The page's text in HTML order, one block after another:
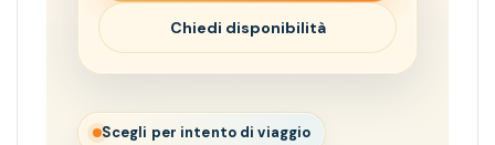
Chiedi disponibilità
Scegli per intento di viaggio